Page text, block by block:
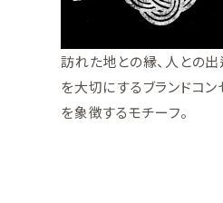
訪れた地との縁、人との
を大切にするブランドコン
を象徴するモチーフ。